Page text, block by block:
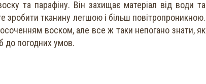
та парафіну. Він захищає матеріал від води та
зробити тканину легшою і більш повітропроникною.
воском, але все ж таки непогано знати, як
до погодних умов.